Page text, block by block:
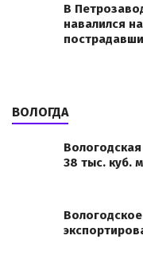
В
навалился
ВОЛОГДА
38 тыс. куб.